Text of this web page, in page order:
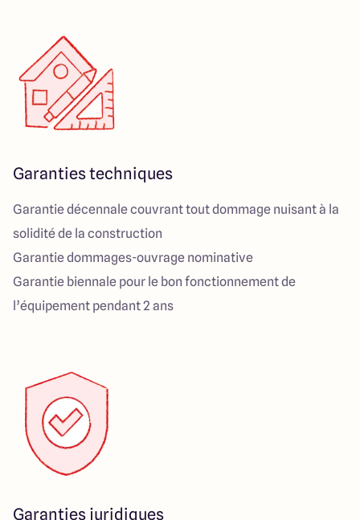
Garanties techniques
Garantie décennale couvrant tout dommage nuisant à la
solidité de la construction
Garantie dommages-ouvrage nominative
Garantie biennale pour le bon fonctionnement de
l’équipement pendant 2 ans
Garanties juridiques